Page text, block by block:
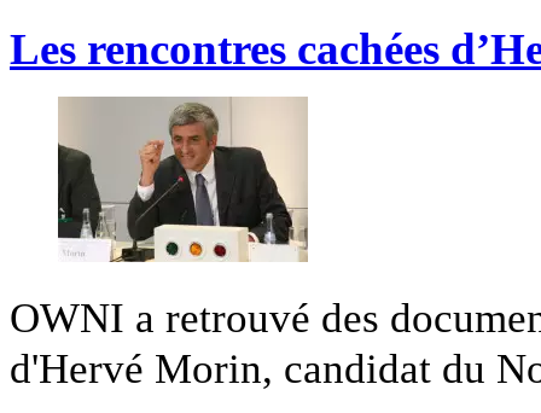
Les rencontres cachées
OWNI a retrouvé des
d'Hervé Morin, candidat du